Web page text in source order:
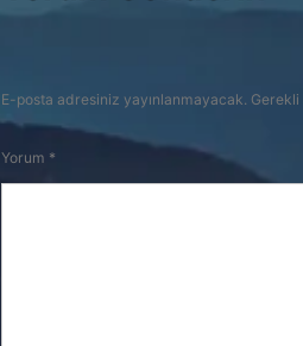
E-posta adresiniz yayınlanmayacak. Gerekli
Yorum *